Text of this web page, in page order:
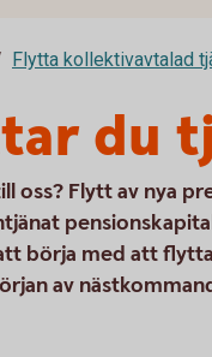
Flytta kollektivavtalad
du
oss? Flytt av nya
börja med att
av